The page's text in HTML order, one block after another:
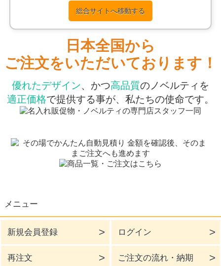
総合サイトへ移動する
日本全国から
ご注文をいただいております！
優れたデザイン、かつ高品質のノベルティを
適正価格で提供する事が、私たちの使命です。
メニュー
新規会員登録 ログイン
再注文 ご注文の流れ・納期